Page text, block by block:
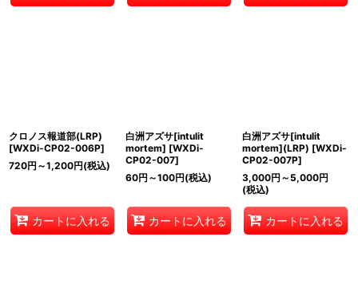
クロノス報道部(LRP)
[WXDi-CP02-006P]
720円 ～1,200円(税込)
カートに入れる
白洲アズサ[intulit
mortem] [WXDi-
CP02-007]
60円 ～100円(税込)
カートに入れる
白洲アズサ[intulit
mortem](LRP) [WXDi-
CP02-007P]
3,000円 ～5,000円
(税込)
カートに入れる